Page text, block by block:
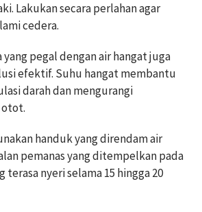
Lakukan secara perlahan agar
cedera.
yang pegal dengan air hangat juga
efektif. Suhu hangat membantu
darah dan mengurangi
otot.
handuk yang direndam air
pemanas yang ditempelkan pada
terasa nyeri selama 15 hingga 20